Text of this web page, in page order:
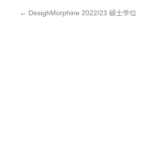
← DesighMorphine 2022/23 硕士学位